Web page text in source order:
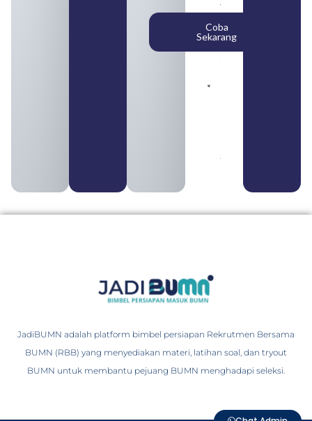
Coba
Sekarang
yang
Tergabung
dalam
Himbara
August 4,
2026
August 3, 2026
JadiBUMN adalah platform bimbel persiapan Rekrutmen Bersama
BUMN (RBB) yang menyediakan materi, latihan soal, dan tryout
BUMN untuk membantu pejuang BUMN menghadapi seleksi.